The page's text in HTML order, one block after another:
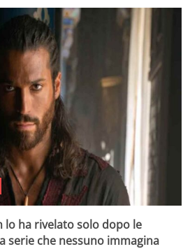
lo ha rivelato solo dopo le
serie che nessuno immagina